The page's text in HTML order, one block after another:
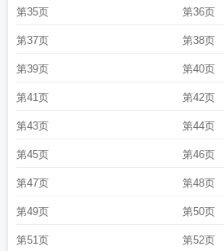
第35页 第36页
第37页 第38页
第39页 第40页
第41页 第42页
第43页 第44页
第45页 第46页
第47页 第48页
第49页 第50页
第51页 第52页